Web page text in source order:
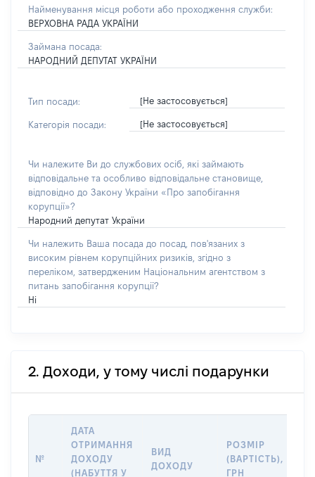
Найменування місця роботи або проходження служби:
ВЕРХОВНА РАДА УКРАЇНИ
Займана посада:
НАРОДНИЙ ДЕПУТАТ УКРАЇНИ
Тип посади: [Не застосовується]
Категорія посади: [Не застосовується]
Чи належите Ви до службових осіб, які займають
відповідальне та особливо відповідальне становище,
відповідно до Закону України «Про запобігання
корупції»?
Народний депутат України
Чи належить Ваша посада до посад, пов'язаних з
високим рівнем корупційних ризиків, згідно з
переліком, затвердженим Національним агентством з
питань запобігання корупції?
Ні
2. Доходи, у тому числі подарунки
№
ДАТА
ОТРИМАННЯ
ДОХОДУ
(НАБУТТЯ У
ВИД
ДОХОДУ
РОЗМІР
(ВАРТІСТЬ),
ГРН